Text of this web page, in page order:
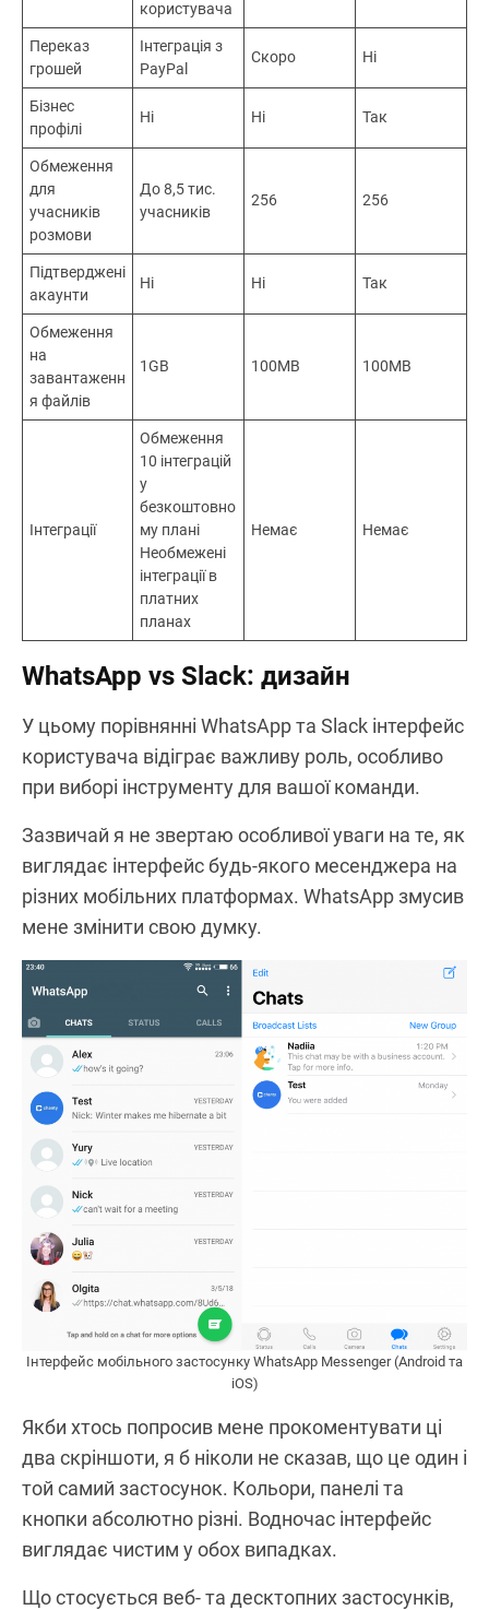
користувача
Переказ
грошей
Інтеграція з
PayPal
Скоро Ні
Бізнес
профілі
Ні Ні Так
Обмеження
для
учасників
розмови
До 8,5 тис.
учасників
256 256
Підтверджені
акаунти
Ні Ні Так
Обмеження
на
завантаженн
я файлів
1GB 100MB 100MB
Інтеграції
Обмеження
10 інтеграцій
у
безкоштовно
му плані
Необмежені
інтеграції в
платних
планах
Немає Немає
WhatsApp vs Slack: дизайн
У цьому порівнянні WhatsApp та Slack інтерфейс
користувача відіграє важливу роль, особливо
при виборі інструменту для вашої команди.
Зазвичай я не звертаю особливої уваги на те, як
виглядає інтерфейс будь-якого месенджера на
різних мобільних платформах. WhatsApp змусив
мене змінити свою думку.
Інтерфейс мобільного застосунку WhatsApp Messenger (Android та
iOS)
Якби хтось попросив мене прокоментувати ці
два скріншоти, я б ніколи не сказав, що це один і
той самий застосунок. Кольори, панелі та
кнопки абсолютно різні. Водночас інтерфейс
виглядає чистим у обох випадках.
Що стосується веб- та десктопних застосунків,